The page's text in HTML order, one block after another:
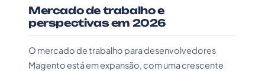
Mercado de trabalho e
perspectivas em 2026
O mercado de trabalho para desenvolvedores
Magento está em expansão, com uma crescente